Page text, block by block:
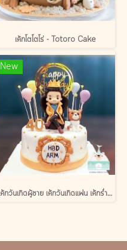
เค้กโตโตโร่ - Totoro Cake
New
เค้กวันเกิดผู้ชาย เค้กวันเกิดแฟน เค้กร่ำรวย